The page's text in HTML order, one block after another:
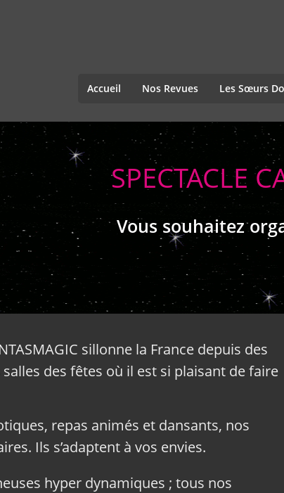
Accueil Nos Revues Les Sœurs
SPECTACLE
Vous souhaitez
sillonne la France depuis des
des fêtes où il est si plaisant de faire
repas animés et dansants, nos
Ils s’adaptent à vos envies.
hyper dynamiques ; tous nos